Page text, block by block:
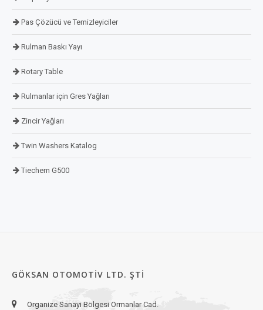
Pas Çözücü ve Temizleyiciler
Rulman Baskı Yayı
Rotary Table
Rulmanlar için Gres Yağları
Zincir Yağları
Twin Washers Katalog
Tiechem G500
GÖKSAN OTOMOTIV LTD. ŞTI
Organize Sanayi Bölgesi Ormanlar Cad.